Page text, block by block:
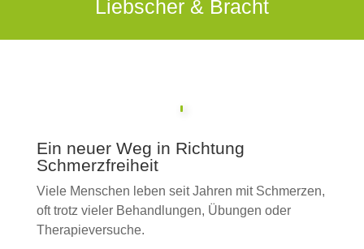
Liebscher & Bracht
Ein neuer Weg in Richtung
Schmerzfreiheit
Viele Menschen leben seit Jahren mit Schmerzen,
oft trotz vieler Behandlungen, Übungen oder
Therapieversuche.